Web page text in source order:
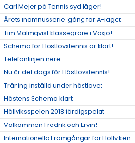
Carl Mejer på Tennis syd läger!
Årets inomhusserie igång för A-laget
Tim Malmqvist klassegrare i Växjö!
Schema för Höstlovstennis är klart!
Telefonlinjen nere
Nu är det dags för Höstlovstennis!
Träning inställd under höstlovet
Höstens Schema klart
Höllviksspelen 2018 färdigspelat
Välkommen Fredrik och Ervin!
Internationella Framgångar för Höllviken